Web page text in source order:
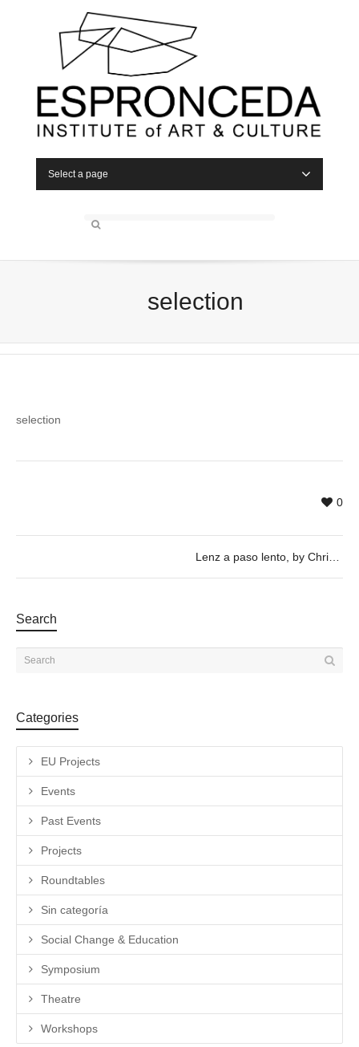
Select a page
selection
selection
0
Search
Categories
EU Projects
Events
Past Events
Projects
Roundtables
Sin categoría
Social Change & Education
Symposium
Theatre
Workshops